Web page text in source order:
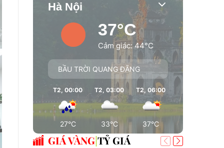
Hà Nội
37°C
Cảm giác: 44°C
BẦU TRỜI QUANG ĐÃNG
T2, 00:00
27°C
T2, 03:00
33°C
T2, 06:00
37°C
GIÁ VÀNG TỶ GIÁ